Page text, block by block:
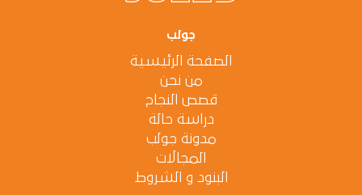
جولب
الصفحة الرئيسية
من نحن
قصص النجاح
دراسة حالة
مدونة جولب
المجالات
البنود و الشروط